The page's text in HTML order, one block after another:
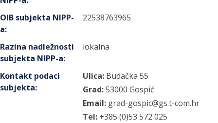
OIB subjekta NIPP-
a:
22538763965
Razina nadležnosti
subjekta NIPP-a:
lokalna
Kontakt podaci
subjekta:
Ulica: Budačka 55
Grad:53000 Gospić
Email: grad-gospic@gs.t-com.hr
Tel: +385 (0)53 572 025